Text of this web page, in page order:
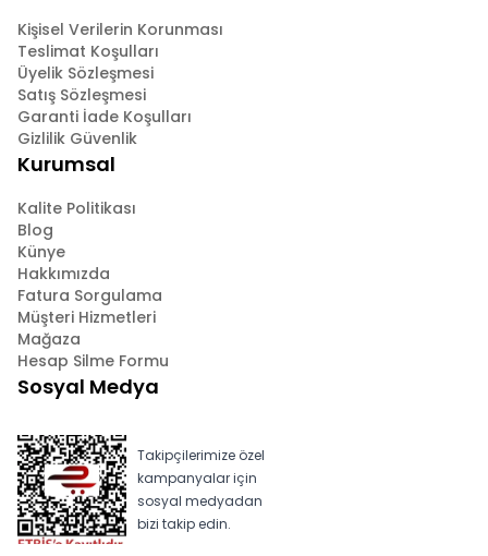
Kişisel Verilerin Korunması
Teslimat Koşulları
Üyelik Sözleşmesi
Satış Sözleşmesi
Garanti İade Koşulları
Gizlilik Güvenlik
Kurumsal
Kalite Politikası
Blog
Künye
Hakkımızda
Fatura Sorgulama
Müşteri Hizmetleri
Mağaza
Hesap Silme Formu
Sosyal Medya
Takipçilerimize özel
kampanyalar için
sosyal medyadan
bizi takip edin.